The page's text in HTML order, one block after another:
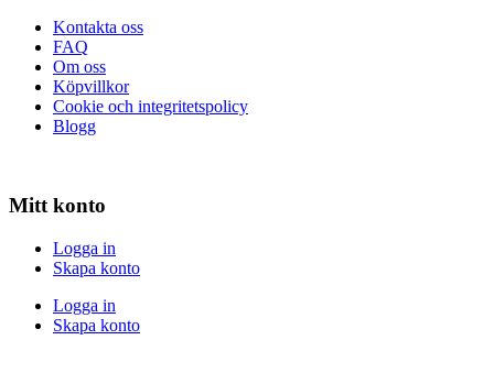
Kontakta oss
FAQ
Om oss
Köpvillkor
Cookie och integritetspolicy
Blogg
Mitt konto
Logga in
Skapa konto
Logga in
Skapa konto